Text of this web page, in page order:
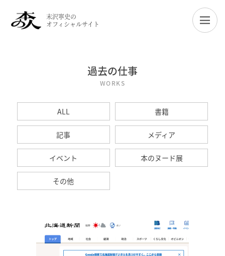
末沢寧史の
オフィシャルサイト
過去の仕事
WORKS
ALL 書籍
記事 メディア
イベント 本のヌード展
その他